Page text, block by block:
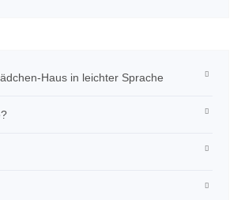
Haus in leichter Sprache